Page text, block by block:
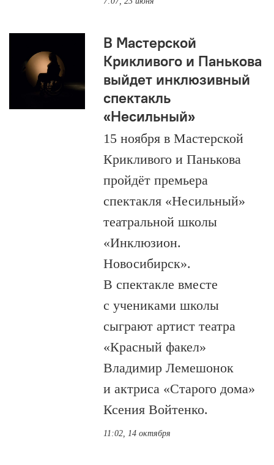
В Мастерской
Крикливого и Панькова
выйдет инклюзивный
спектакль
«Несильный»
15 ноября в Мастерской
Крикливого и Панькова
пройдёт премьера
спектакля «Несильный»
театральной школы
«Инклюзион.
Новосибирск».
В спектакле вместе
с учениками школы
сыграют артист театра
«Красный факел»
Владимир Лемешонок
и актриса «Старого дома»
Ксения Войтенко.
11:02, 14 октября